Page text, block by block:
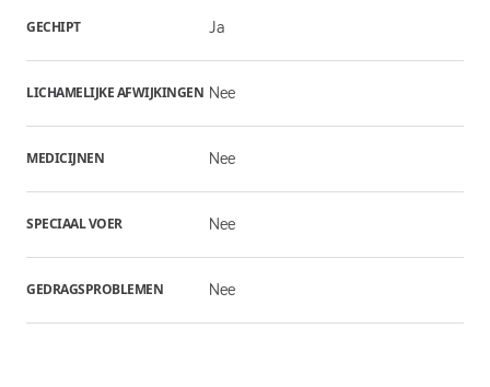
GECHIPT Ja
LICHAMELIJKE AFWIJKINGEN Nee
MEDICIJNEN Nee
SPECIAAL VOER Nee
GEDRAGSPROBLEMEN Nee